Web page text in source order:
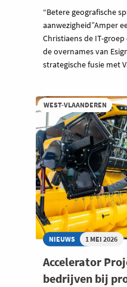
“Betere geografische
aanwezigheid”Amper
Christiaens de IT-
de overnames van
strategische fusie met
WEST-VLAANDEREN
NIEUWS 1 MEI 2026
Accelerator
bedrijven bij